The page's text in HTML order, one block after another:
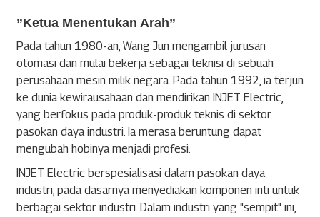
”Ketua Menentukan Arah”
Pada tahun 1980-an, Wang Jun mengambil jurusan
otomasi dan mulai bekerja sebagai teknisi di sebuah
perusahaan mesin milik negara. Pada tahun 1992, ia terjun
ke dunia kewirausahaan dan mendirikan INJET Electric,
yang berfokus pada produk-produk teknis di sektor
pasokan daya industri. Ia merasa beruntung dapat
mengubah hobinya menjadi profesi.
INJET Electric berspesialisasi dalam pasokan daya
industri, pada dasarnya menyediakan komponen inti untuk
berbagai sektor industri. Dalam industri yang "sempit" ini,